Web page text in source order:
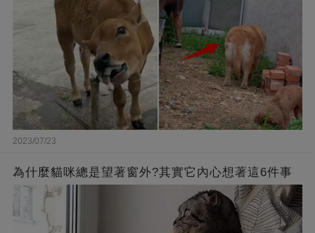
2023/07/23
為什麼貓咪總是望著窗外?其實它內心想著這6件事